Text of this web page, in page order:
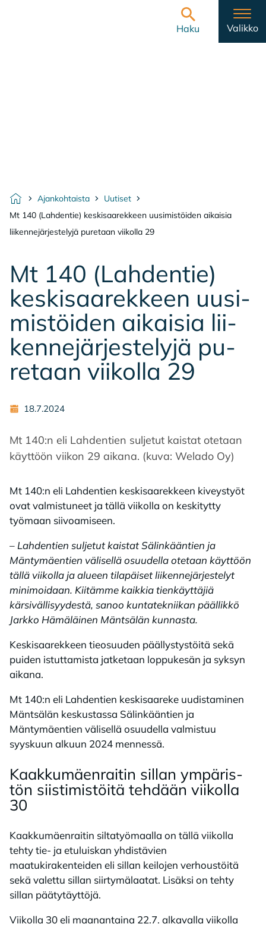
Haku
Valikko
Etusivu
Ajankohtaista
Uutiset
Mt 140 (Lahdentie) keskisaarekkeen uusimistöiden aikaisia
liikennejärjestelyjä puretaan viikolla 29
Mt 140 (Lah­den­tie)
kes­ki­saa­rek­keen uusi­
mis­töi­den ai­kai­sia lii­
ken­ne­jär­jes­te­ly­jä pu­
re­taan vii­kol­la 29
18.7.2024
Mt 140:n eli Lahdentien suljetut kaistat otetaan
käyttöön viikon 29 aikana. (kuva: Welado Oy)
Mt 140:n eli Lahdentien keskisaarekkeen kiveystyöt
ovat valmistuneet ja tällä viikolla on keskitytty
työmaan siivoamiseen.
– Lahdentien suljetut kaistat Sälinkääntien ja
Mäntymäentien välisellä osuudella otetaan käyttöön
tällä viikolla ja alueen tilapäiset liikennejärjestelyt
minimoidaan. Kiitämme kaikkia tienkäyttäjiä
kärsivällisyydestä, sanoo kuntatekniikan päällikkö
Jarkko Hämäläinen Mäntsälän kunnasta.
Keskisaarekkeen tieosuuden päällystystöitä sekä
puiden istuttamista jatketaan loppukesän ja syksyn
aikana.
Mt 140:n eli Lahdentien keskisaareke uudistaminen
Mäntsälän keskustassa Sälinkääntien ja
Mäntymäentien välisellä osuudella valmistuu
syyskuun alkuun 2024 mennessä.
Kaak­ku­mäen­rai­tin sil­lan ym­pä­ris­
tön siis­ti­mis­töi­tä teh­dään vii­kol­la
30
Kaakkumäenraitin siltatyömaalla on tällä viikolla
tehty tie- ja etuluiskan yhdistävien
maatukirakenteiden eli sillan keilojen verhoustöitä
sekä valettu sillan siirtymälaatat. Lisäksi on tehty
sillan päätytäyttöjä.
Viikolla 30 eli maanantaina 22.7. alkavalla viikolla